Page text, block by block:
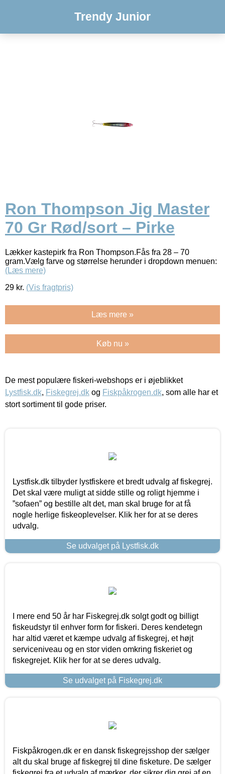
Trendy Junior
Ron Thompson Jig Master
70 Gr Rød/sort – Pirke
Lækker kastepirk fra Ron Thompson.Fås fra 28 – 70
gram.Vælg farve og størrelse herunder i dropdown menuen:
(Læs mere)
29 kr. (Vis fragtpris)
Læs mere »
Køb nu »
De mest populære fiskeri-webshops er i øjeblikket
Lystfisk.dk, Fiskegrej.dk og Fiskpåkrogen.dk, som alle har et
stort sortiment til gode priser.
Lystfisk.dk tilbyder lystfiskere et bredt udvalg af fiskegrej.
Det skal være muligt at sidde stille og roligt hjemme i
”sofaen” og bestille alt det, man skal bruge for at få
nogle herlige fiskeoplevelser. Klik her for at se deres
udvalg.
Se udvalget på Lystfisk.dk
I mere end 50 år har Fiskegrej.dk solgt godt og billigt
fiskeudstyr til enhver form for fiskeri. Deres kendetegn
har altid været et kæmpe udvalg af fiskegrej, et højt
serviceniveau og en stor viden omkring fiskeriet og
fiskegrejet. Klik her for at se deres udvalg.
Se udvalget på Fiskegrej.dk
Fiskpåkrogen.dk er en dansk fiskegrejsshop der sælger
alt du skal bruge af fiskegrej til dine fisketure. De sælger